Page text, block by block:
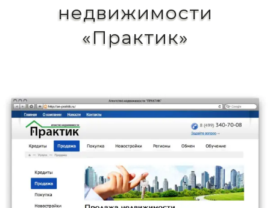
KONTAKTYнедвижимости
«Практик»